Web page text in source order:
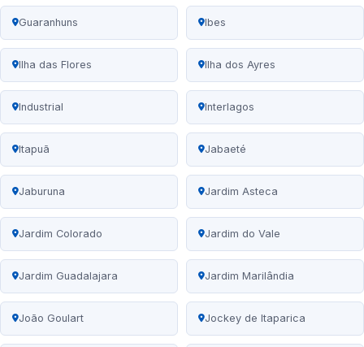
Guaranhuns Ibes
Ilha das Flores Ilha dos Ayres
Industrial Interlagos
Itapuã Jabaeté
Jaburuna Jardim Asteca
Jardim Colorado Jardim do Vale
Jardim Guadalajara Jardim Marilândia
João Goulart Jockey de Itaparica